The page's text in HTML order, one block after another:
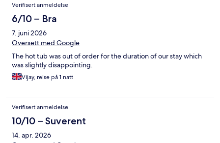
Verifisert anmeldelse
6/10 – Bra
7. juni 2026
Oversett med Google
The hot tub was out of order for the duration of our stay which
was slightly disappointing.
Vijay, reise på 1 natt
Verifisert anmeldelse
10/10 – Suverent
14. apr. 2026